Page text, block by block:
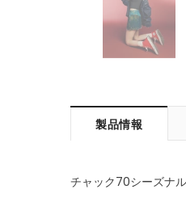
製品情報
チャック70シーズナ